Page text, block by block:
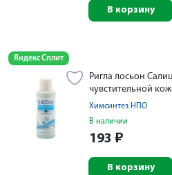
В корзину
Яндекс Сплит
Ригла лосьон
чувстительной
Химсинтез НПО
В наличии
193 ₽
В корзину